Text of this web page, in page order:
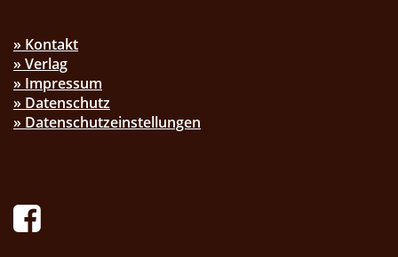
» Kontakt
» Verlag
» Impressum
» Datenschutz
» Datenschutzeinstellungen